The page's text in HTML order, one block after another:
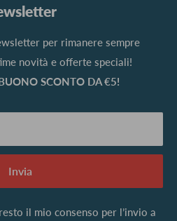
per rimanere sempre
novità e offerte speciali!
SCONTO DA €5!
Invia
il mio consenso per l’invio a